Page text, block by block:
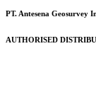
PT. Antesena Geosurvey
AUTHORISED